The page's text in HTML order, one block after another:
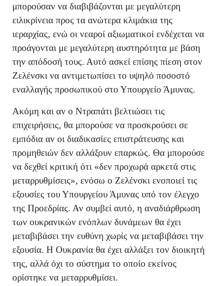
μπορούσαν να διαβιβάζονται με μεγαλύτερη
ειλικρίνεια προς τα ανώτερα κλιμάκια της
ιεραρχίας, ενώ οι νεαροί αξιωματικοί ενδέχεται να
προάγονται με μεγαλύτερη αυστηρότητα με βάση
την απόδοσή τους. Αυτό ασκεί επίσης πίεση στον
Ζελένσκι να αντιμετωπίσει το υψηλό ποσοστό
εναλλαγής προσωπικού στο Υπουργείο Άμυνας.
Ακόμη και αν ο Ντραπάτι βελτιώσει τις
επιχειρήσεις, θα μπορούσε να προσκρούσει σε
εμπόδια αν οι διαδικασίες επιστράτευσης και
προμηθειών δεν αλλάξουν επαρκώς. Θα μπορούσε
να δεχθεί κριτική ότι «δεν προχωρά αρκετά στις
μεταρρυθμίσεις», ενόσω ο Ζελένσκι ενοποιεί τις
εξουσίες του Υπουργείου Άμυνας υπό τον έλεγχο
της Προεδρίας. Αν συμβεί αυτό, η αναδιάρθρωση
των ουκρανικών ενόπλων δυνάμεων θα έχει
μεταβιβάσει την ευθύνη χωρίς να μεταβιβάσει την
εξουσία. Η Ουκρανία θα έχει αλλάξει τον διοικητή
της, αλλά όχι το σύστημα το οποίο εκείνος
ορίστηκε να μεταρρυθμίσει.